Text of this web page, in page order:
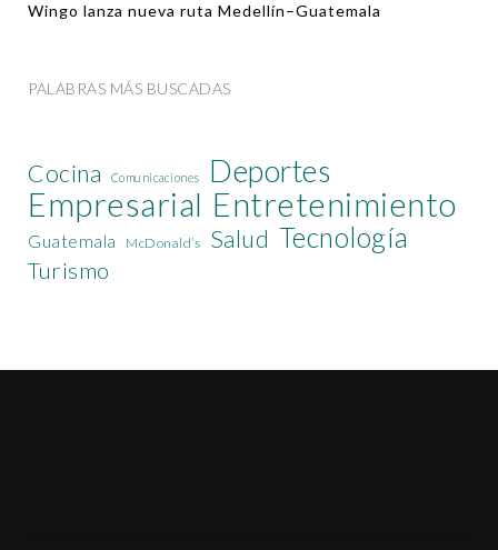
Wingo lanza nueva ruta Medellín–Guatemala
PALABRAS MÁS BUSCADAS
Cocina Comunicaciones Deportes
Empresarial Entretenimiento
Guatemala McDonald’s Salud Tecnología
Turismo